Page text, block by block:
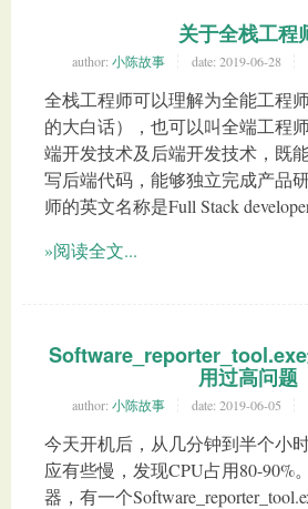
关于全栈工程
author: 小陈故事 date: 2019-06-28
全栈工程师可以理解为全能工程
的大白话），也可以叫全端工程
端开发技术及后端开发技术，既
写后端代码，能够独立完成产品
师的英文名称是Full Stack developer
»阅读全文...
用过高问题
author: 小陈故事 date: 2019-06-05
今天开机后，从几分钟到半个小
应有些慢，发现CPU占用80-90%
器，有一个